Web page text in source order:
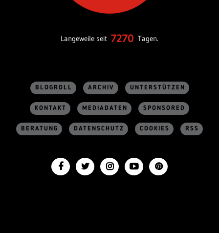
Langeweile seit 7270 Tagen.
BLOGROLL ARCHIV UNTERSTÜTZEN
KONTAKT MEDIADATEN SPONSORED
BERATUNG DATENSCHUTZ COOKIES RSS